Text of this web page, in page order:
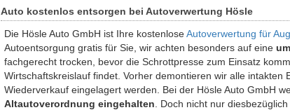
Auto kostenlos entsorgen bei Autoverwertung Hösle
Die Hösle Auto GmbH ist Ihre kostenloseAutoverwertung für
Autoentsorgung gratis für Sie, wir achten besonders auf eine
fachgerecht trocken, bevor die Schrottpresse zum Einsatz
Wirtschaftskreislauf findet. Vorher demontieren wir alle
Wiederverkauf eingelagert werden. Bei der Hösle Auto GmbH
Altautoverordnung eingehalten . Doch nicht nur